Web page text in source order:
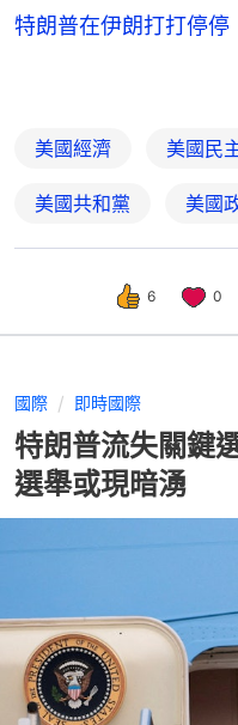
特朗普在伊朗打打停
美國經濟 美國民
美國共和黨 美國
6 0
國際 即時國際
特朗普流失關鍵
選舉或現暗湧